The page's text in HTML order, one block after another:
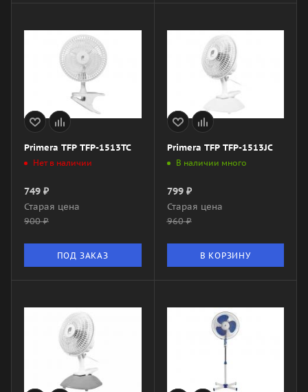
Primera TFP TFP-1513TC
Нет в наличии
749 ₽
Старая цена
900₽
ПОД ЗАКАЗ
Primera TFP TFP-1513JC
В наличии много
799₽
Старая цена
960₽
В КОРЗИНУ